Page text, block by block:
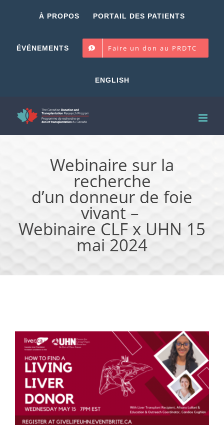
À PROPOS PORTAIL DES PATIENTS
ÉVÉNEMENTS Faire un don au PRDTC
ENGLISH
Webinaire sur la
recherche
d’un donneur de foie
vivant –
Webinaire CLF x UHN 15
mai 2024